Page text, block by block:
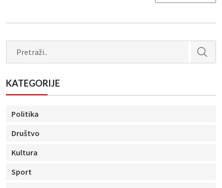
KATEGORIJE
Politika
Društvo
Kultura
Sport